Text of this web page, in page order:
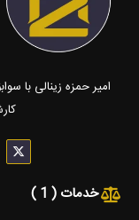
امیر حمزه زینالی با
X
-
t
خدمات ( 1 )